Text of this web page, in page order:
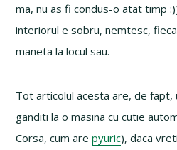
ma, nu as fi condus-o atat timp
interiorul e sobru, nemtesc,
maneta la locul sau.
Tot articolul acesta are, de fapt,
ganditi la o masina cu cutie
Corsa, cum arepyuric), daca